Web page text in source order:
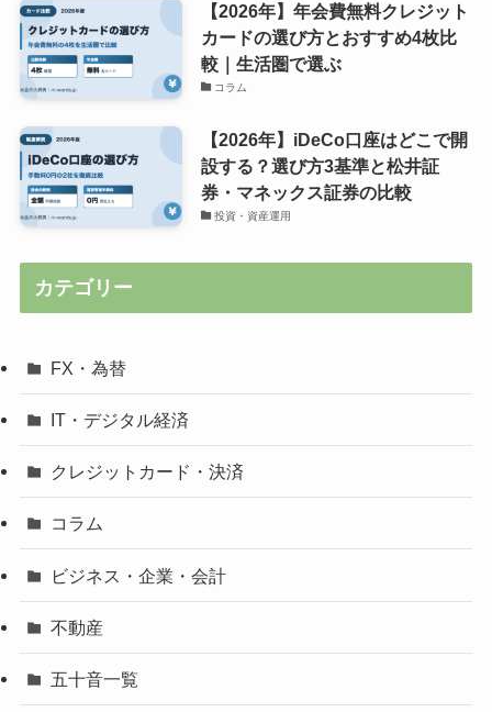
【2026年】年会費無料クレジット
カードの選び方とおすすめ4枚比
較｜生活圏で選ぶ
コラム
【2026年】iDeCo口座はどこで開
設する？選び方3基準と松井証
券・マネックス証券の比較
投資・資産運用
カテゴリー
FX・為替
IT・デジタル経済
クレジットカード・決済
コラム
ビジネス・企業・会計
不動産
五十音一覧